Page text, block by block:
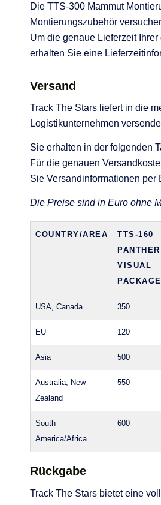
Die TTS-300 Mammut
Montierungszubehör
Um die genaue Lieferzeit
erhalten Sie eine
Versand
Track The Stars liefert in die
Logistikunternehmen
Sie erhalten in der folgenden
Für die genauen
Sie Versandinformationen per
Die Preise sind in Euro ohne
COUNTRY/AREA
TTS-160
PANTHER
VISUAL
PACKAGE
USA, Canada 350
EU 120
Asia 500
Australia, New
Zealand
550
South
America/Africa
600
Rückgabe
Track The Stars bietet eine